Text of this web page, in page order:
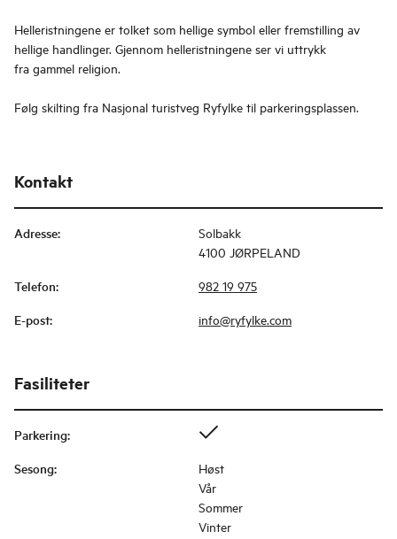
Helleristningene er tolket som hellige symbol eller fremstilling av
hellige handlinger. Gjennom helleristningene ser vi uttrykk
fra gammel religion.
Følg skilting fra Nasjonal turistveg Ryfylke til parkeringsplassen.
Kontakt
Adresse:
Solbakk
4100 JØRPELAND
Telefon: 982 19 975
E-post: info@ryfylke.com
Fasiliteter
Parkering:
Sesong:
Høst
Vår
Sommer
Vinter